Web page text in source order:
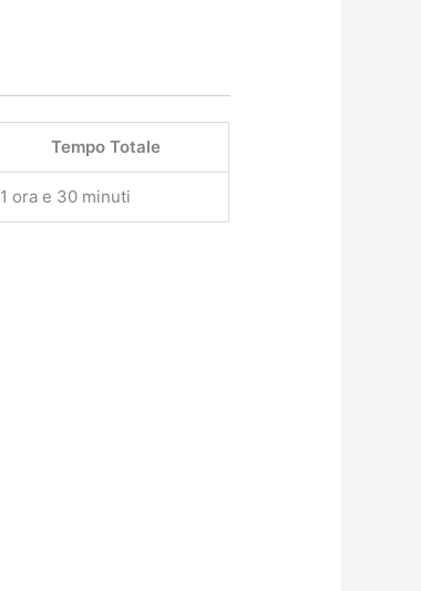
Tempo Totale
1 ora e 30 minuti